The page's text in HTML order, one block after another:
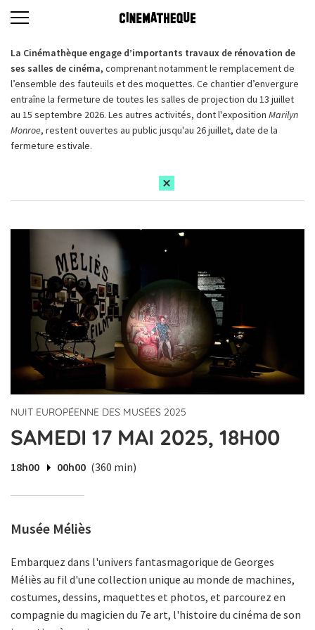
La Cinémathèque engage d’importants travaux de rénovation de
ses salles de cinéma, comprenant notamment le remplacement de
l’ensemble des fauteuils et des moquettes. Ce chantier d’envergure
entraîne la fermeture de toutes les salles de projection du 13 juillet
au 15 septembre 2026. Les autres activités, dont l'exposition Marilyn
Monroe, restent ouvertes au public jusqu'au 26 juillet, date de la
fermeture estivale.
NUIT EUROPÉENNE DES MUSÉES 2025
SAMEDI 17 MAI 2025, 18H00
18h00 00h00 (360 min)
Musée Méliès
Embarquez dans l'univers fantasmagorique de Georges
Méliès au fil d'une collection unique au monde de machines,
costumes, dessins, maquettes et photos, et parcourez en
compagnie du magicien du 7e art, l'histoire du cinéma de son